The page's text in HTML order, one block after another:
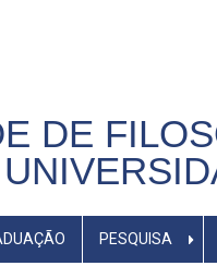
DE
PESQUISA